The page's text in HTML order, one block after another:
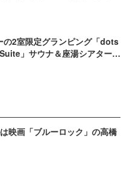
の2室限定グランピング「dots
」サウナ＆座湯シアター付
映画「ブルーロック」の高橋